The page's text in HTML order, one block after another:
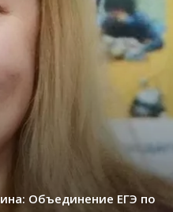
Объединение ЕГЭ по